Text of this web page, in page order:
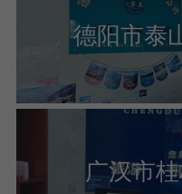
德阳市泰
广汉市